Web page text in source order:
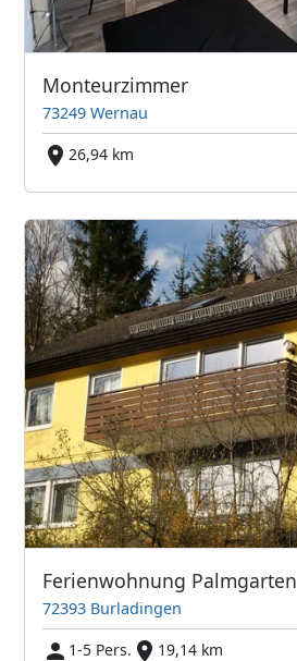
Monteurzimmer
73249 Wernau
26,94 km
Ferienwohnung Palmgarten
72393 Burladingen
1-5 Pers.
19,14 km